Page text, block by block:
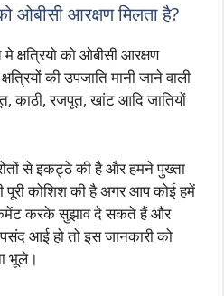
ओबीसी आरक्षण मिलता है?
क्षत्रियो को ओबीसी आरक्षण
की उपजाति मानी जाने वाली
काठी, रजपूत, खांट आदि जातियों
से इकट्ठे की है और हमने पुख्ता
कोशिश की है अगर आप कोई हमें
कमेंट करके सुझाव दे सकते हैं और
आई हो तो इस जानकारी को
भूले।